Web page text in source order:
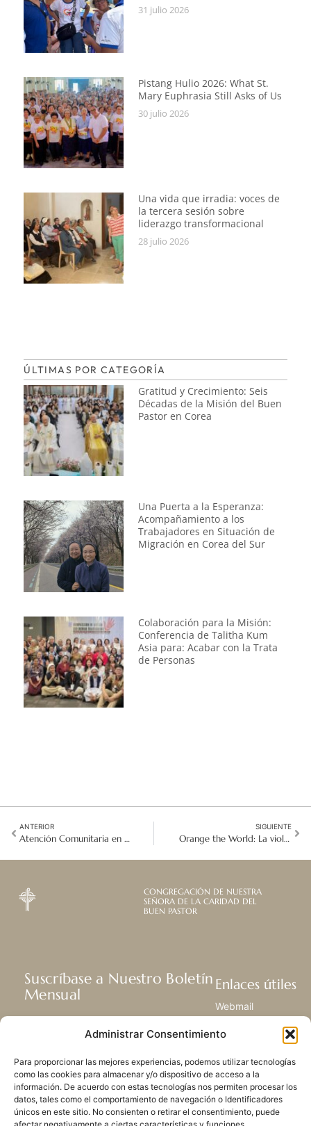
Administrar Consentimiento
Para proporcionar las mejores experiencias, podemos utilizar tecnologías
como las cookies para almacenar y/o dispositivo de acceso a la
información. De acuerdo con estas tecnologías nos permiten procesar los
datos, tales como el comportamiento de navegación o Identificadores
únicos en este sitio. No consienten o retirar el consentimiento, puede
31 julio 2026
Pistang Hulio 2026: What St.
Mary Euphrasia Still Asks of Us
30 julio 2026
Una vida que irradia: voces de
la tercera sesión sobre
liderazgo transformacional
28 julio 2026
ÚLTIMAS POR CATEGORÍA
Gratitud y Crecimiento: Seis
Décadas de la Misión del Buen
Pastor en Corea
Una Puerta a la Esperanza:
Acompañamiento a los
Trabajadores en Situación de
Migración en Corea del Sur
Colaboración para la Misión:
Conferencia de Talitha Kum
Asia para: Acabar con la Trata
de Personas
ANTERIOR
Atención Comunitaria en Acción: Iniciativas de Salud Recientes en el Hospital St. Martha
SIGUIENTE
Orange the World: La violencia digital es violencia real
CONGREGACIÓN DE NUESTRA
SEÑORA DE LA CARIDAD DEL
BUEN PASTOR
Suscríbase a Nuestro Boletín
Mensual
Recibir las últimas noticias acerca de
nuestra vida, la misión y ministerios de
SUSCRIBIRSE
Enlaces útiles
Webmail
Centro de Recursos
Mapa del sitio